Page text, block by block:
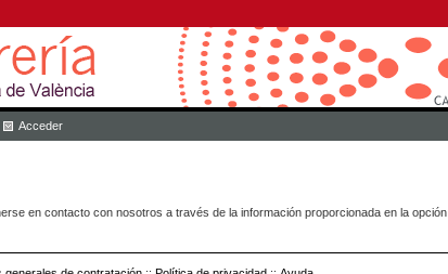
Acceder
en contacto con nosotros a través de la información proporcionada en la opción